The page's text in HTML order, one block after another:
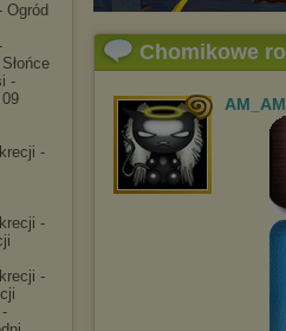
Ogród
-
-
-
-
Chomikowe
AM_AM